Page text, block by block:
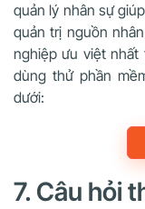
quản lý nhân sự
quản trị nguồn
nghiệp ưu việt
dùng thử phần
dưới:
7. Câu hỏi